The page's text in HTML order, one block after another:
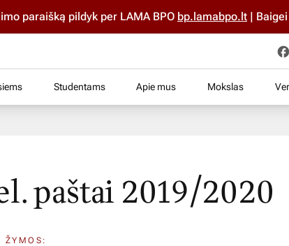
pildyk per LAMA BPObp.lamabpo.lt| Baigei
Studentams Apie mus Mokslas
paštai 2019/2020
ŽYMOS: